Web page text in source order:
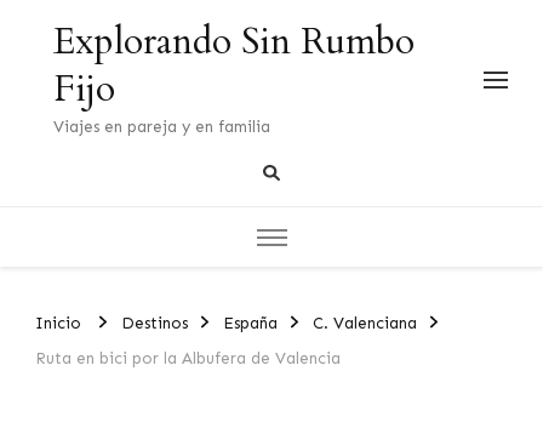
Explorando Sin Rumbo
Fijo
Viajes en pareja y en familia
Inicio Destinos España
C. Valenciana
Ruta en bici por la Albufera de Valencia